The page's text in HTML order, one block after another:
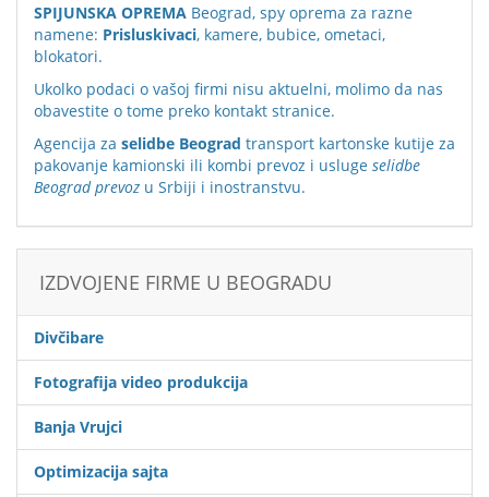
SPIJUNSKA OPREMA Beograd, spy oprema za razne
namene: Prisluskivaci, kamere, bubice, ometaci,
blokatori.
Ukolko podaci o vašoj firmi nisu aktuelni, molimo da nas
obavestite o tome preko kontakt stranice.
Agencija za selidbe Beograd transport kartonske kutije za
pakovanje kamionski ili kombi prevoz i usluge selidbe
Beograd prevoz u Srbiji i inostranstvu.
IZDVOJENE FIRME U BEOGRADU
Divčibare
Fotografija video produkcija
Banja Vrujci
Optimizacija sajta